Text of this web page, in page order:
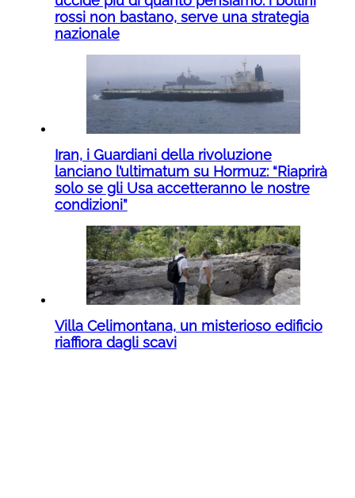
rossi non bastano, serve una strategia
nazionale
Iran, i Guardiani della rivoluzione
lanciano l’ultimatum su Hormuz: “Riaprirà
solo se gli Usa accetteranno le nostre
condizioni”
Villa Celimontana, un misterioso edificio
riaffiora dagli scavi